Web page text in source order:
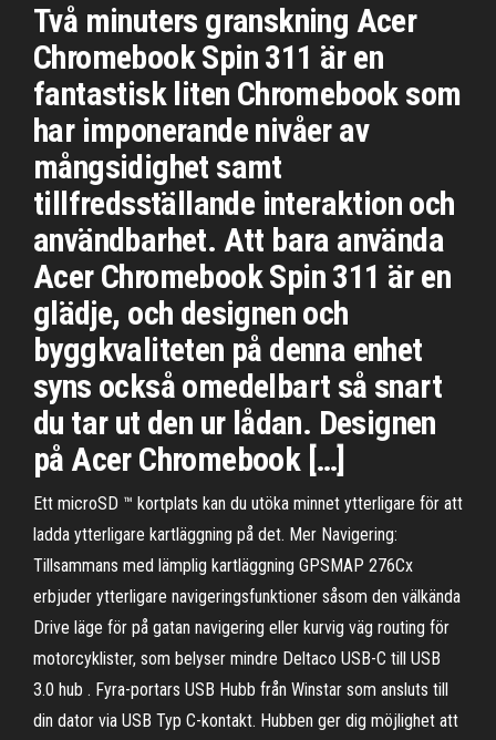
Två minuters granskning Acer
Chromebook Spin 311 är en
fantastisk liten Chromebook som
har imponerande nivåer av
mångsidighet samt
tillfredsställande interaktion och
användbarhet. Att bara använda
Acer Chromebook Spin 311 är en
glädje, och designen och
byggkvaliteten på denna enhet
syns också omedelbart så snart
du tar ut den ur lådan. Designen
på Acer Chromebook […]
Ett microSD ™ kortplats kan du utöka minnet ytterligare för att
ladda ytterligare kartläggning på det. Mer Navigering:
Tillsammans med lämplig kartläggning GPSMAP 276Cx
erbjuder ytterligare navigeringsfunktioner såsom den välkända
Drive läge för på gatan navigering eller kurvig väg routing för
motorcyklister, som belyser mindre Deltaco USB-C till USB
3.0 hub . Fyra-portars USB Hubb från Winstar som ansluts till
din dator via USB Typ C-kontakt. Hubben ger dig möjlighet att